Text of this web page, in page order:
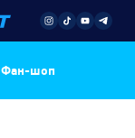
Фан-шоп